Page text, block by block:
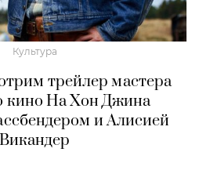
Культура
трейлер мастера
кино На Хон Джина
и Алисией
Викандер